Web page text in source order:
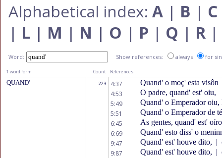
Alphabetical index: A | B | C
| L | M | N | O | P | Q | R |
Word: Show references: always for
1 word form Count References
QUAND' 223 4:37
Quand' o moç' esta visôn
4:53
O padre, quand' est' oiu,
5:49
Quand' o Emperador oiu,
5:51
Quand' o Emperador de
6:45
As gentes, quand' est'
6:69
Quand' esto diss' o
9:47
Quand' est' houve dito, |
9:87
Quand' est' houve dito, |